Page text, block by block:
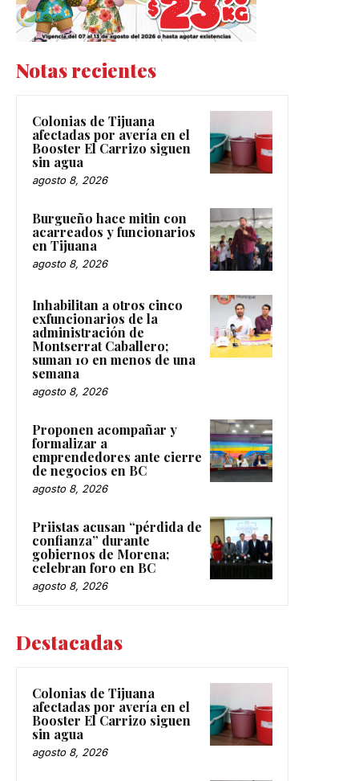
Notas recientes
Colonias de Tijuana
afectadas por avería en el
Booster El Carrizo siguen
sin agua
agosto 8, 2026
Burgueño hace mitin con
acarreados y funcionarios
en Tijuana
agosto 8, 2026
Inhabilitan a otros cinco
exfuncionarios de la
administración de
Montserrat Caballero;
suman 10 en menos de una
semana
agosto 8, 2026
Proponen acompañar y
formalizar a
emprendedores ante cierre
de negocios en BC
agosto 8, 2026
Priistas acusan “pérdida de
confianza” durante
gobiernos de Morena;
celebran foro en BC
agosto 8, 2026
Destacadas
Colonias de Tijuana
afectadas por avería en el
Booster El Carrizo siguen
sin agua
agosto 8, 2026